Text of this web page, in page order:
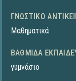
ΓΝΩΣΤΙΚΌ
Μαθηματικά
ΒΑΘΜΊΔΑ
γυμνάσιο